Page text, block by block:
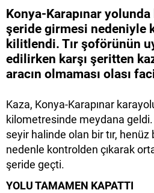
Konya-Karapınar yolunda
şeride girmesi nedeniyle
kilitlendi. Tır şoförünün
edilirken karşı şeritten
aracın olmaması olası
Kaza, Konya-Karapınar
kilometresinde meydana
seyir halinde olan bir tır,
nedenle kontrolden çıkarak
şeride geçti.
YOLU TAMAMEN KAPATTI